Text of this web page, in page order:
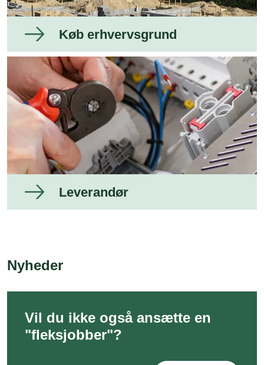
Køb erhvervsgrund
Leverandør
Nyheder
Vil du ikke også ansætte en
"fleksjobber"?